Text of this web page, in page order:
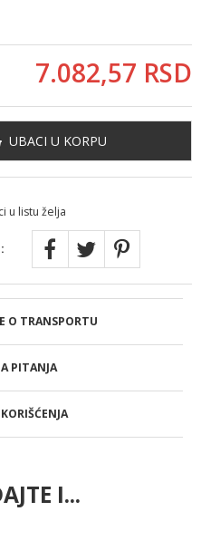
7.082,57 RSD
UBACI U KORPU
u listu želja
O TRANSPORTU
PITANJA
I...